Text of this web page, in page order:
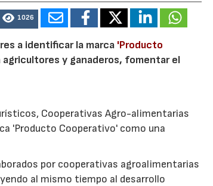
1026
a identificar la marca 'Producto
agricultores y ganaderos, fomentar el
Cooperativas Agro-alimentarias
'Producto Cooperativo' como una
por cooperativas agroalimentarias
al mismo tiempo al desarrollo